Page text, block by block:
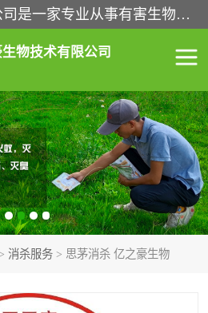
云南昆明亿之豪消杀公司是一家专业从事有害生物防治综合治理的公司，治理服务包括：灭鼠,杀虫,除虫,除蟑螂,白蚁防治,消杀等；安全环保,快速上门,价格透明,完善的售后服务,不影响您的生活工作。
物技术有限公司
> 消杀服务 > 思茅消杀 亿之豪生物
杀虫服务
除蟑螂服务
消杀服务
昆明灭蟑螂
昆明消杀公司